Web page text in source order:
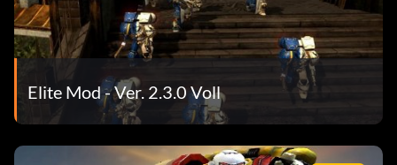
Elite Mod - Ver. 2.3.0 Voll